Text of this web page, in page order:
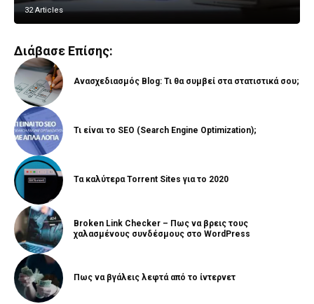
32 Articles
8 Articles
Διάβασε Επίσης:
Ανασχεδιασμός Blog: Τι θα συμβεί στα στατιστικά σου;
Τι είναι το SEO (Search Engine Optimization);
Τα καλύτερα Torrent Sites για το 2020
Broken Link Checker – Πως να βρεις τους
χαλασμένους συνδέσμους στο WordPress
Πως να βγάλεις λεφτά από το ίντερνετ